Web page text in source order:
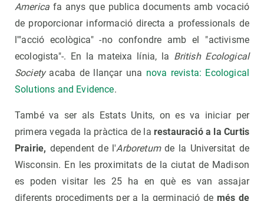
America fa anys que publica documents amb vocació
de proporcionar informació directa a professionals de
l'"acció ecològica" -no confondre amb el "activisme
ecologista"-. En la mateixa línia, la British Ecological
Societyacaba de llançar una nova revista: Ecological
Solutions and Evidence.
També va ser als Estats Units, on es va iniciar per
primera vegada la pràctica de la restauració a la Curtis
Prairie, dependent de l'Arboretumde la Universitat de
Wisconsin. En les proximitats de la ciutat de Madison
es poden visitar les 25 ha en què es van assajar
diferents procediments per a la germinació de més de